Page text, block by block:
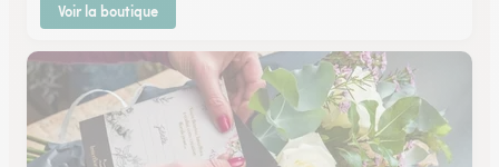
Voir la boutique